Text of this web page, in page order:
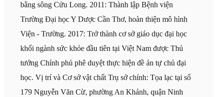
bằng sông Cửu Long. 2011: Thành lập Bệnh viện
Trường Đại học Y Dược Cần Thơ, hoàn thiện mô hình
Viện - Trường. 2017: Trở thành cơ sở giáo dục đại học
khối ngành sức khỏe đầu tiên tại Việt Nam được Thủ
tướng Chính phủ phê duyệt thực hiện đề án tự chủ đại
học. Vị trí và Cơ sở vật chất Trụ sở chính: Tọa lạc tại số
179 Nguyễn Văn Cừ, phường An Khánh, quận Ninh